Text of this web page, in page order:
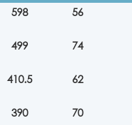
598 56
499 74
410.5 62
390 70